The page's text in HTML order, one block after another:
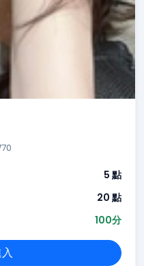
5 點
20 點
100分